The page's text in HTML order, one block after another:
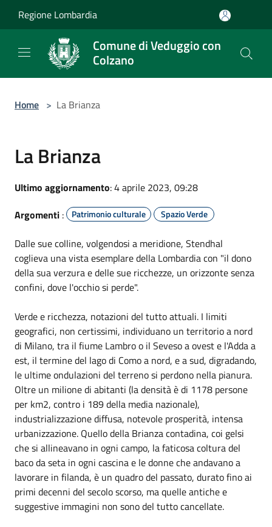
Regione Lombardia
Comune di Veduggio con
Colzano
Home > La Brianza
La Brianza
Ultimo aggiornamento: 4 aprile 2023, 09:28
Argomenti : Patrimonio culturale Spazio Verde
Dalle sue colline, volgendosi a meridione, Stendhal
coglieva una vista esemplare della Lombardia con "il dono
della sua verzura e delle sue ricchezze, un orizzonte senza
confini, dove l'occhio si perde".
Verde e ricchezza, notazioni del tutto attuali. I limiti
geografici, non certissimi, individuano un territorio a nord
di Milano, tra il fiume Lambro o il Seveso a ovest e l'Adda a
est, il termine del lago di Como a nord, e a sud, digradando,
le ultime ondulazioni del terreno si perdono nella pianura.
Oltre un milione di abitanti (la densità è di 1178 persone
per km2, contro i 189 della media nazionale),
industrializzazione diffusa, notevole prosperità, intensa
urbanizzazione. Quello della Brianza contadina, coi gelsi
che si allineavano in ogni campo, la faticosa coltura del
baco da seta in ogni cascina e le donne che andavano a
lavorare in filanda, è un quadro del passato, durato fino ai
primi decenni del secolo scorso, ma quelle antiche e
suggestive immagini non sono del tutto cancellate.